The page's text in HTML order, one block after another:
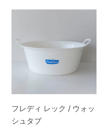
フレディ レック / ウォッ
シュタブ